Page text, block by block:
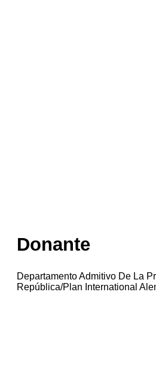
Donante
Departamento Admitivo De La
República/Plan International